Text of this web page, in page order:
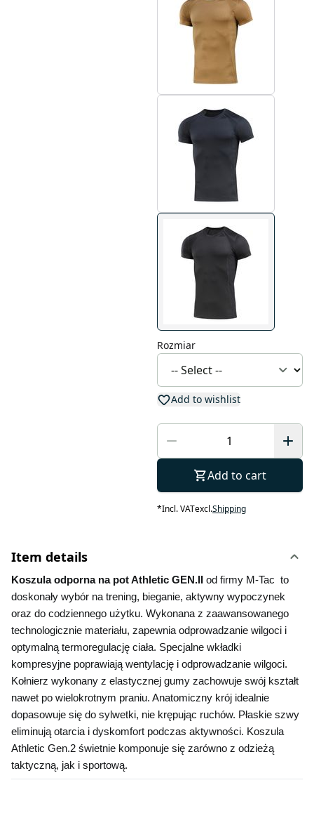
Rozmiar
Add to wishlist
Add to cart
*Incl. VATexcl.Shipping
Item details
Koszula odporna na pot Athletic GEN.II od firmy M-Tac  to
doskonały wybór na trening, bieganie, aktywny wypoczynek
oraz do codziennego użytku. Wykonana z zaawansowanego
technologicznie materiału, zapewnia odprowadzanie wilgoci i
optymalną termoregulację ciała. Specjalne wkładki
kompresyjne poprawiają wentylację i odprowadzanie wilgoci.
Kołnierz wykonany z elastycznej gumy zachowuje swój kształt
nawet po wielokrotnym praniu. Anatomiczny krój idealnie
dopasowuje się do sylwetki, nie krępując ruchów. Płaskie szwy
eliminują otarcia i dyskomfort podczas aktywności. Koszula
Athletic Gen.2 świetnie komponuje się zarówno z odzieżą
taktyczną, jak i sportową.